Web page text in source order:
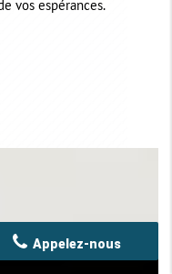
vos espérances.
Appelez-nous